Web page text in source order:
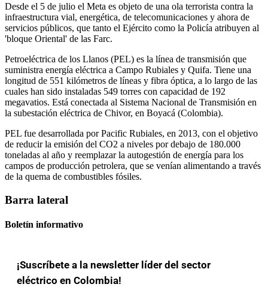
Desde el 5 de julio el Meta es objeto de una ola terrorista contra la
infraestructura vial, energética, de telecomunicaciones y ahora de
servicios públicos, que tanto el Ejército como la Policía atribuyen al
'bloque Oriental' de las Farc.
Petroeléctrica de los Llanos (PEL) es la línea de transmisión que
suministra energía eléctrica a Campo Rubiales y Quifa. Tiene una
longitud de 551 kilómetros de líneas y fibra óptica, a lo largo de las
cuales han sido instaladas 549 torres con capacidad de 192
megavatios. Está conectada al Sistema Nacional de Transmisión en
la subestación eléctrica de Chivor, en Boyacá (Colombia).
PEL fue desarrollada por Pacific Rubiales, en 2013, con el objetivo
de reducir la emisión del CO2 a niveles por debajo de 180.000
toneladas al año y reemplazar la autogestión de energía para los
campos de producción petrolera, que se venían alimentando a través
de la quema de combustibles fósiles.
Barra lateral
Boletín informativo
¡Suscríbete a la newsletter líder del sector
eléctrico en Colombia!